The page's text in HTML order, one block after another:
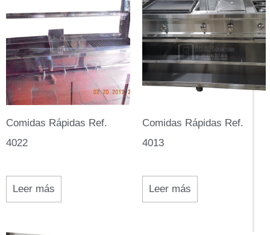
Comidas Rápidas Ref.
4022
Leer más
Comidas Rápidas Ref.
4013
Leer más